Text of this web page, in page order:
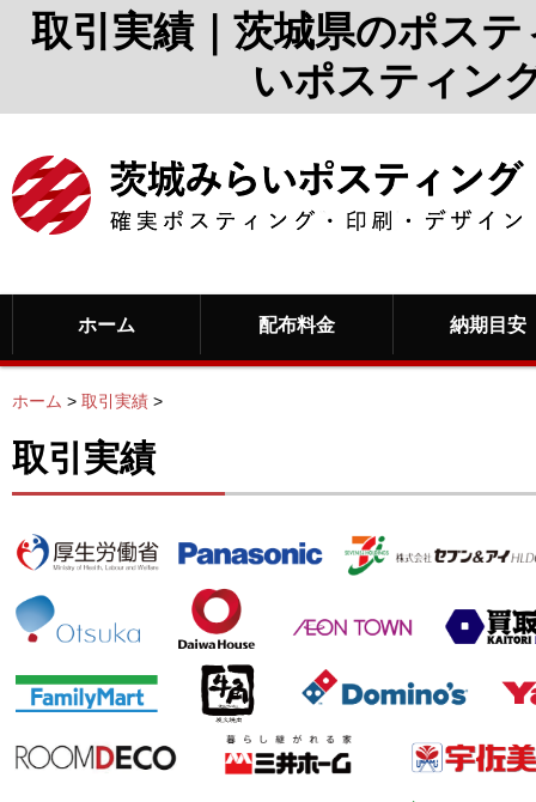
取引実績｜茨城県のポス
いポスティン
ホーム 配布料金 納期目安
ホーム > 取引実績 >
取引実績